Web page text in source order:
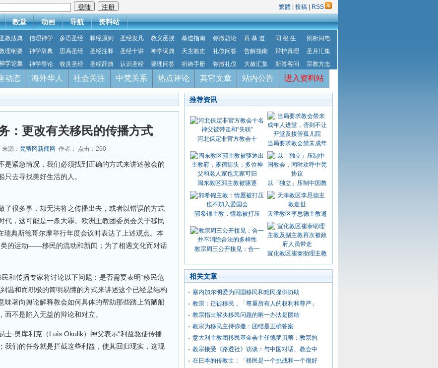
繁體 投稿 RSS
教堂 动画 导航 资料站
教法典 信理神学 多语圣经 释经原则 圣经发凡 教义函授 慕道指南 弥撒总论 再 慕 道 同 根 生
剖析闪电
理纲要 神学辞典 思高圣经 圣经注释 圣经十讲 神学词典 天主教史 礼仪问答 告解指南 辩护真理
圣月汇集
学论集 神学导论 牧灵圣经 圣经辞典 认识圣经 要理问答 祈祷手册 弥撒礼仪 大赦汇集 新答客问 宗教方志
动态 海外华人 社会关注 中梵关系 热点评论 其它文章 站内公告 进入资料站
：更改有关移民的传播方式
源： 梵蒂冈新闻网 作者： 点击： 260
是紧急情况，我们必须找到正确的方式来讲述教会的
去寻找美好生活的人。
了很多事，却无法将之传播出去，或者以错误的方式
代，这可能是一条大罪。欧洲主教团委员会关于移民
典斯德哥尔摩举行年度会议时表达了上述观点。本
类的运动——移民的流动和新闻；为了相遇文化而对话
和传播专家将讨论以下问题：是否需要表明“移民危
温和而积极的简明易懂的方式来讲述这个已经是结构
味著向舆论解释教会如何具体的帮助那些踏上简陋船
不是陷入无益的辩论和对立。
·奥库利克（Luis Okulik）神父表示“利益驱使传播
我们的任务就是拦截这些利益，使其回归现实，这现
推荐资讯
河北保定非官方教会十
当局要求教会禁未成年
闽东教区郭主教被驱逐 以「独立」压制中国教
郭希锦主教：情愿被打压 天津教区李思德主教逝
教宗周三公开接见：合一
宣化教区崔泰助理主教
相关文章
塞内加尔明爱为回国移民和难民提供协助
教宗：迁徙移民，「尊重所有人的权利和尊严」
教宗指出解决移民问题的唯一办法是团结
教宗为移民主持弥撒：团结是正确答案
意大利主教团移民基金会主任德罗贝蒂：教宗的
教宗接受《路透社》访谈：与中国对话、教会中
在日本的传教士：「移民是一个挑战和一个很好